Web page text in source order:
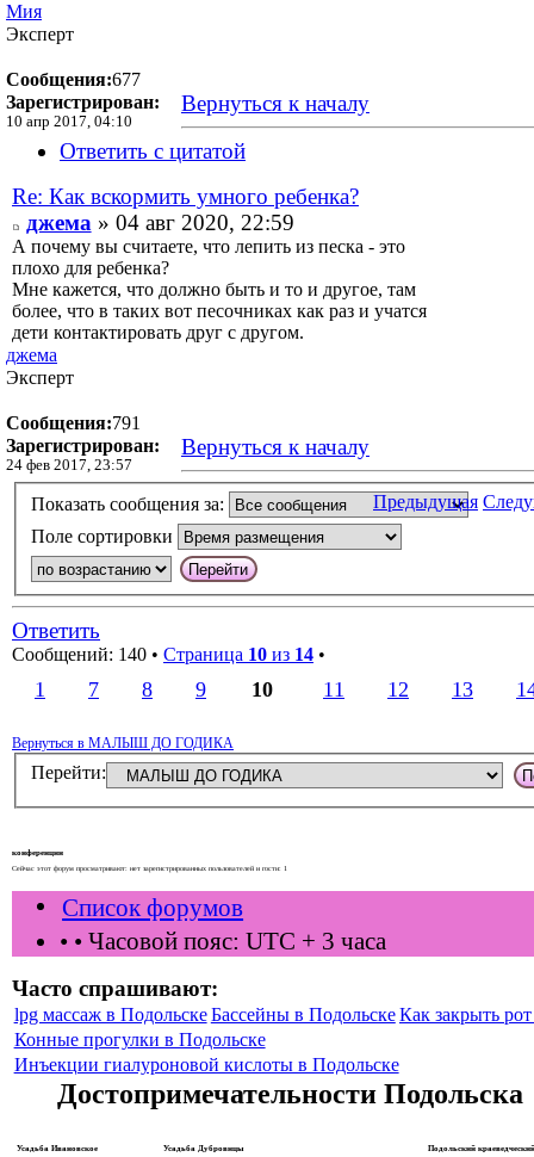
Мия
Эксперт
Сообщения:677
Зарегистрирован:
10 апр 2017, 04:10
Вернуться к началу
Ответить с цитатой
Re: Как вскормить умного ребенка?
джема» 04 авг 2020, 22:59
А почему вы считаете, что лепить из песка - это
плохо для ребенка?
Мне кажется, что должно быть и то и другое, там
более, что в таких вот песочниках как раз и учатся
дети контактировать друг с другом.
джема
Эксперт
Сообщения:791
Зарегистрирован:
24 фев 2017, 23:57
Вернуться к началу
Предыдущая
Показать сообщения за:
Поле сортировки
Ответить
Сообщений: 140 • Страница 10 из 14 •
1 7 8 9 10 11 12 13
Вернуться в МАЛЫШ ДО ГОДИКА
Перейти:
конференции
Сейчас этот форум просматривают: нет зарегистрированных пользователей и гости: 1
Список форумов
• • Часовой пояс: UTC + 3 часа
Часто спрашивают:
lpg массаж в Подольске Бассейны в ПодольскеКак закрыть
Конные прогулки в Подольске
Инъекции гиалуроновой кислоты в Подольске
Достопримечательности Подольска
Усадьба Ивановское Усадьба Дубровицы Подольский